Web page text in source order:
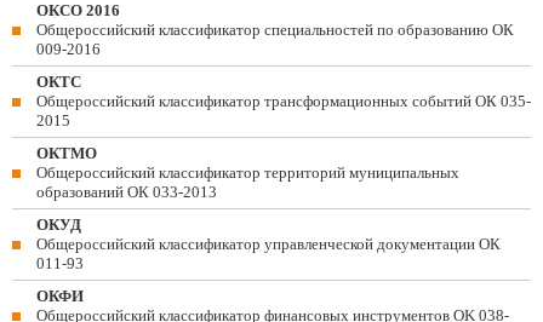
ОКСО 2016
Общероссийский классификатор специальностей по образованию ОК
009-2016
ОКТС
Общероссийский классификатор трансформационных событий ОК 035-
2015
ОКТМО
Общероссийский классификатор территорий муниципальных
образований ОК 033-2013
ОКУД
Общероссийский классификатор управленческой документации ОК
011-93
ОКФИ
Общероссийский классификатор финансовых инструментов OK 038-